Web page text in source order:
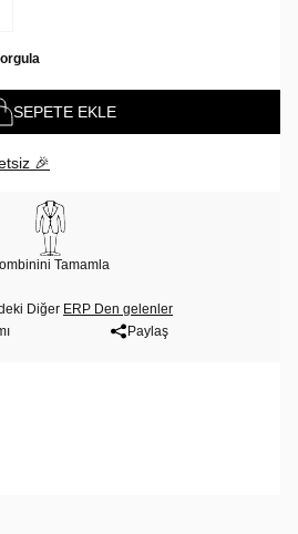
SEPETE EKLE
🎉
Tamamla
Diğer ERP Den gelenler
Paylaş